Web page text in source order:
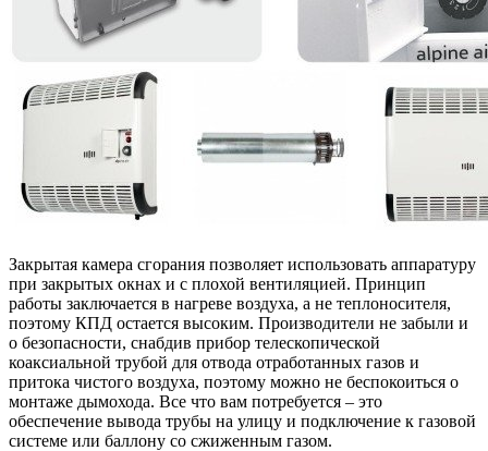
Закрытая камера сгорания позволяет использовать аппаратуру
при закрытых окнах и с плохой вентиляцией. Принцип
работы заключается в нагреве воздуха, а не теплоносителя,
поэтому КПД остается высоким. Производители не забыли и
о безопасности, снабдив прибор телескопической
коаксиальной трубой для отвода отработанных газов и
притока чистого воздуха, поэтому можно не беспокоиться о
монтаже дымохода. Все что вам потребуется – это
обеспечение вывода трубы на улицу и подключение к газовой
системе или баллону со сжиженным газом.